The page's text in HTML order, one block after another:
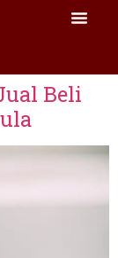
Beli